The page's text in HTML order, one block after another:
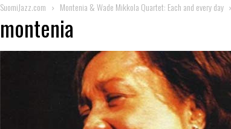
SuomiJazz.com Montenia & Wade Mikkola Quartet: Each and every day
montenia